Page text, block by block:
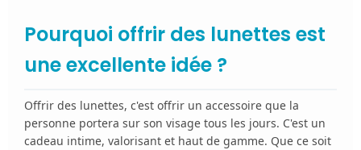
Pourquoi offrir des lunettes est
une excellente idée ?
Offrir des lunettes, c'est offrir un accessoire que la
personne portera sur son visage tous les jours. C'est un
cadeau intime, valorisant et haut de gamme. Que ce soit